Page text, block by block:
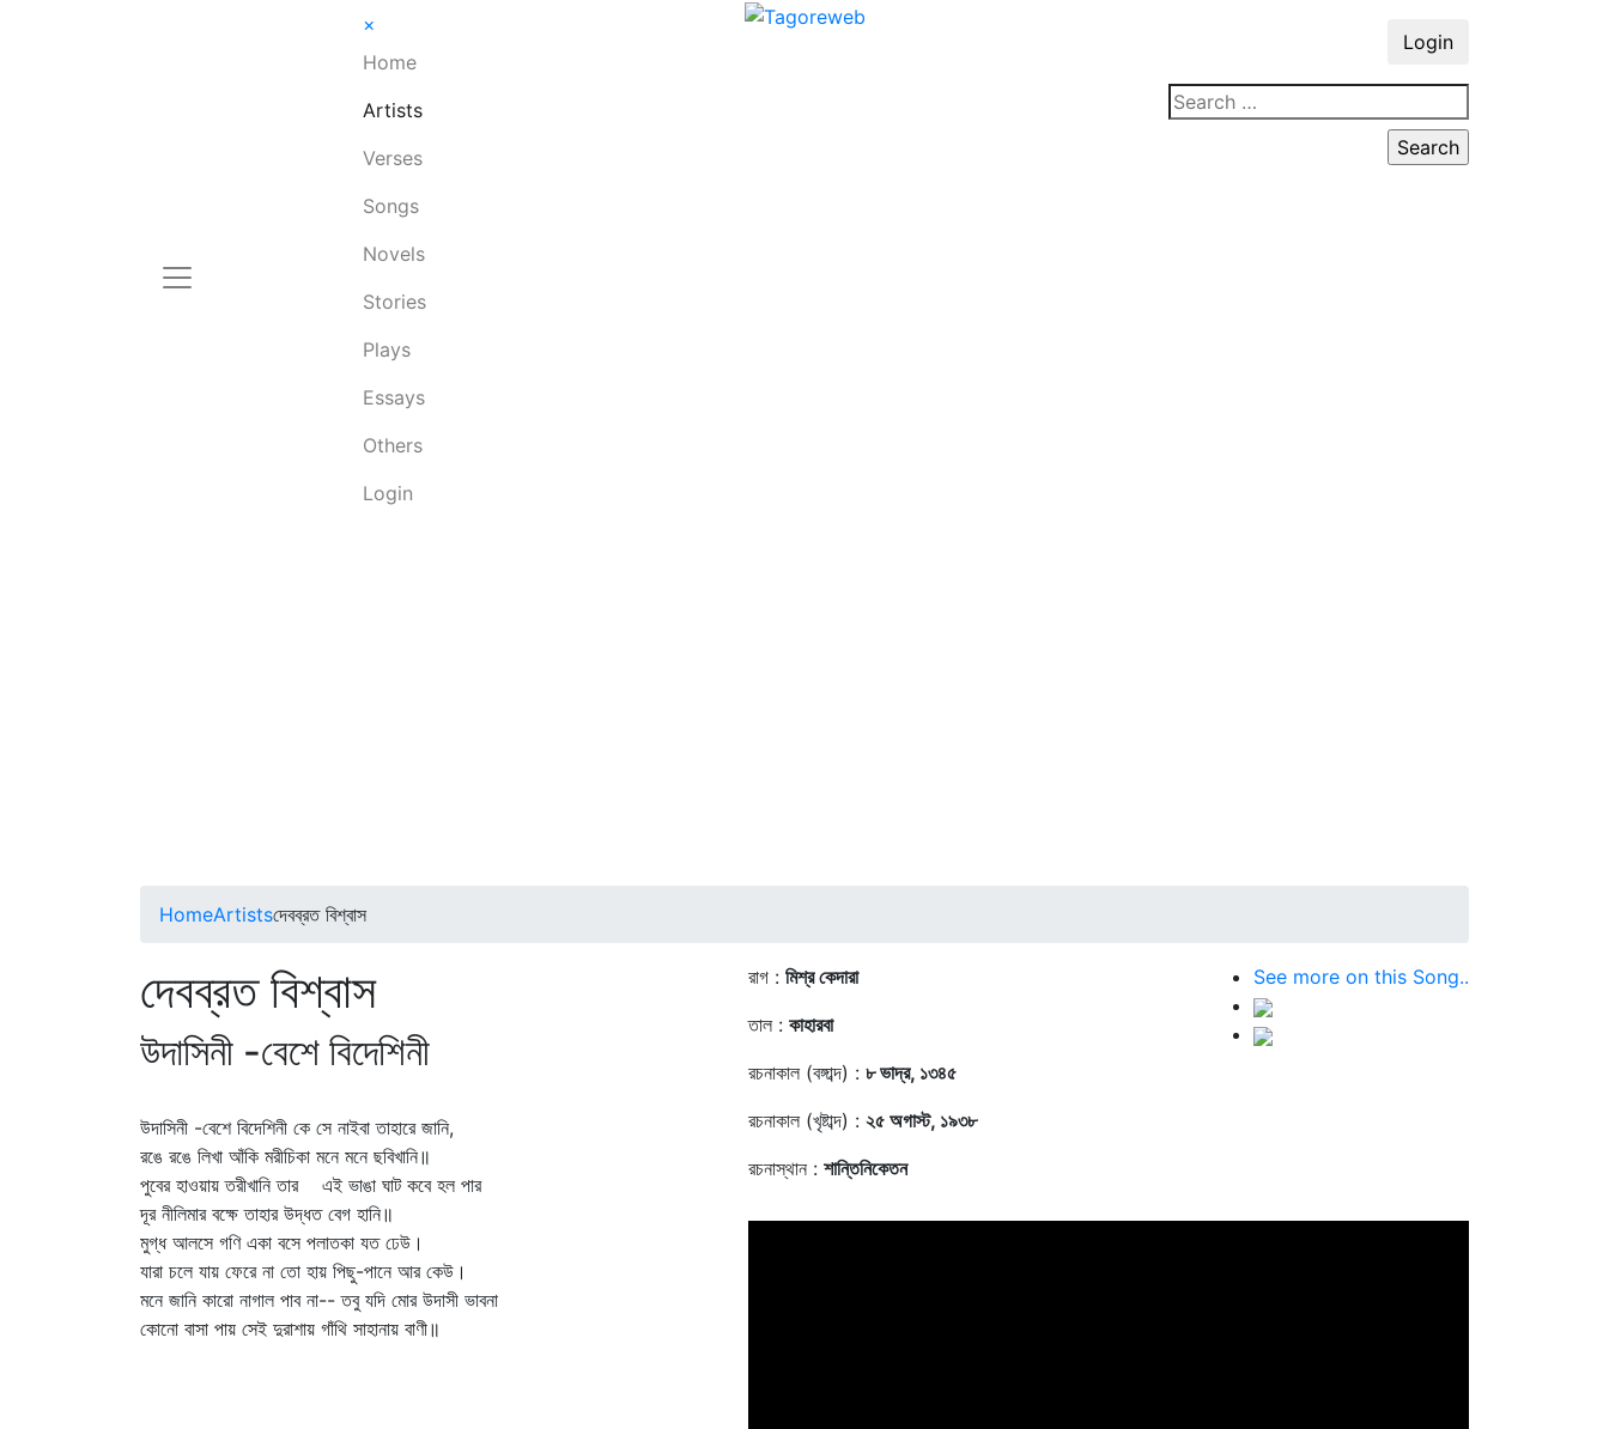
×
Home
Artists
Verses
Songs
Novels
Stories
Plays
Essays
Others
Login
Login
HomeArtistsদেবব্রত বিশ্বাস
দেবব্রত বিশ্বাস
উদাসিনী -বেশে বিদেশিনী
উদাসিনী -বেশে বিদেশিনী কে সে নাইবা তাহারে জানি,
রঙে রঙে লিখা আঁকি মরীচিকা মনে মনে ছবিখানি॥
পুবের হাওয়ায় তরীখানি তার এই ভাঙা ঘাট কবে হল পার
দূর নীলিমার বক্ষে তাহার উদ্ধত বেগ হানি॥
মুগ্ধ আলসে গণি একা বসে পলাতকা যত ঢেউ।
যারা চলে যায় ফেরে না তো হায় পিছু-পানে আর কেউ।
মনে জানি কারো নাগাল পাব না-- তবু যদি মোর উদাসী ভাবনা
কোনো বাসা পায় সেই দুরাশায় গাঁথি সাহানায় বাণী॥
রাগ : মিশ্র কেদারা
তাল : কাহারবা
রচনাকাল (বঙ্গাব্দ) : ৮ ভাদ্র, ১৩৪৫
রচনাকাল (খৃষ্টাব্দ) : ২৫ অগাস্ট, ১৯৩৮
রচনাস্থান : শান্তিনিকেতন
See more on this Song..